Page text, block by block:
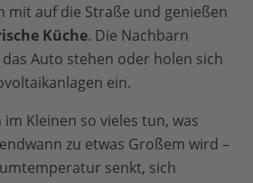
mit auf die Straße und genießen
Küche. Die Nachbarn
Auto stehen oder holen sich
ein.
im Kleinen so vieles tun, was
zu etwas Großem wird –
senkt, sich